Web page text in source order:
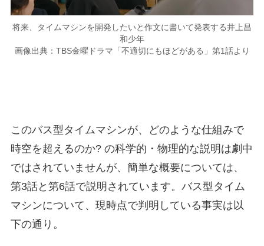
将来、タイムマシンを開発したいと作文に書いて発表する井上昌
和少年
画像出典：TBS金曜ドラマ「不適切にもほどがある」第1話より
このバス型タイムマシンが、どのような仕組みで
時空を超えるのか? の科学的・物理的な説明は劇中
ではされていませんが、簡単な概要については、
第3話と第6話で説明されています。バス型タイム
マシンについて、現時点で判明している事実は以
下の通り。